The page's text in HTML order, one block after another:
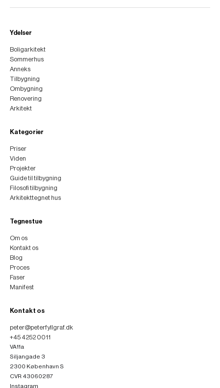
Ydelser
Boligarkitekt
Sommerhus
Anneks
Tilbygning
Ombygning
Renovering
Arkitekt
Kategorier
Priser
Viden
Projekter
Guide til tilbygning
Filosofi tilbygning
Arkitekttegnet hus
Tegnestue
Om os
Kontakt os
Blog
Proces
Faser
Manifest
Kontakt os
peter@peterfyllgraf.dk
+45 4252 0011
VA11a
Siljangade 3
2300 København S
CVR 43060287
Instagram